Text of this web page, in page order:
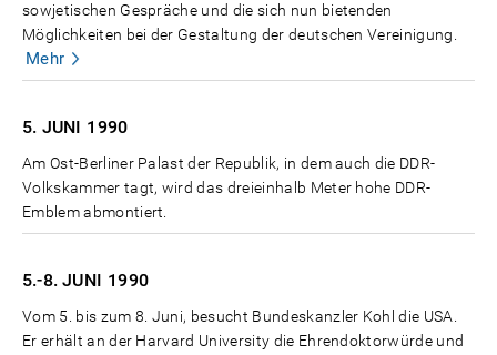
sowjetischen Gespräche und die sich nun bietenden
Möglichkeiten bei der Gestaltung der deutschen Vereinigung.
Mehr
5. JUNI 1990
Am Ost-Berliner Palast der Republik, in dem auch die DDR-
Volkskammer tagt, wird das dreieinhalb Meter hohe DDR-
Emblem abmontiert.
5.-8. JUNI 1990
Vom 5. bis zum 8. Juni, besucht Bundeskanzler Kohl die USA.
Er erhält an der Harvard University die Ehrendoktorwürde und